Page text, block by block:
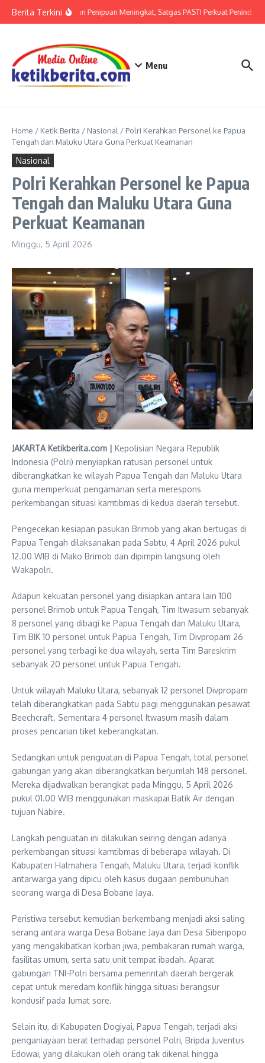
Berita TerkiniAncaman Penipuan Meningkat, Satgas PASTI Perkuat Penindakan
Menu
Home / Ketik Berita / Nasional / Polri Kerahkan Personel ke Papua
Tengah dan Maluku Utara Guna Perkuat Keamanan
Nasional
Polri Kerahkan Personel ke Papua
Tengah dan Maluku Utara Guna
Perkuat Keamanan
Minggu, 5 April 2026
JAKARTA Ketikberita.com | Kepolisian Negara Republik
Indonesia (Polri) menyiapkan ratusan personel untuk
diberangkatkan ke wilayah Papua Tengah dan Maluku Utara
guna memperkuat pengamanan serta merespons
perkembangan situasi kamtibmas di kedua daerah tersebut.
Pengecekan kesiapan pasukan Brimob yang akan bertugas di
Papua Tengah dilaksanakan pada Sabtu, 4 April 2026 pukul
12.00 WIB di Mako Brimob dan dipimpin langsung oleh
Wakapolri.
Adapun kekuatan personel yang disiapkan antara lain 100
personel Brimob untuk Papua Tengah, Tim Itwasum sebanyak
8 personel yang dibagi ke Papua Tengah dan Maluku Utara,
Tim BIK 10 personel untuk Papua Tengah, Tim Divpropam 26
personel yang terbagi ke dua wilayah, serta Tim Bareskrim
sebanyak 20 personel untuk Papua Tengah.
Untuk wilayah Maluku Utara, sebanyak 12 personel Divpropam
telah diberangkatkan pada Sabtu pagi menggunakan pesawat
Beechcraft. Sementara 4 personel Itwasum masih dalam
proses pencarian tiket keberangkatan.
Sedangkan untuk penguatan di Papua Tengah, total personel
gabungan yang akan diberangkatkan berjumlah 148 personel.
Mereka dijadwalkan berangkat pada Minggu, 5 April 2026
pukul 01.00 WIB menggunakan maskapai Batik Air dengan
tujuan Nabire.
Langkah penguatan ini dilakukan seiring dengan adanya
perkembangan situasi kamtibmas di beberapa wilayah. Di
Kabupaten Halmahera Tengah, Maluku Utara, terjadi konflik
antarwarga yang dipicu oleh kasus dugaan pembunuhan
seorang warga di Desa Bobane Jaya.
Peristiwa tersebut kemudian berkembang menjadi aksi saling
serang antara warga Desa Bobane Jaya dan Desa Sibenpopo
yang mengakibatkan korban jiwa, pembakaran rumah warga,
fasilitas umum, serta satu unit tempat ibadah. Aparat
gabungan TNI-Polri bersama pemerintah daerah bergerak
cepat untuk meredam konflik hingga situasi berangsur
kondusif pada Jumat sore.
Selain itu, di Kabupaten Dogiyai, Papua Tengah, terjadi aksi
penganiayaan berat terhadap personel Polri, Bripda Juventus
Edowai, yang dilakukan oleh orang tak dikenal hingga